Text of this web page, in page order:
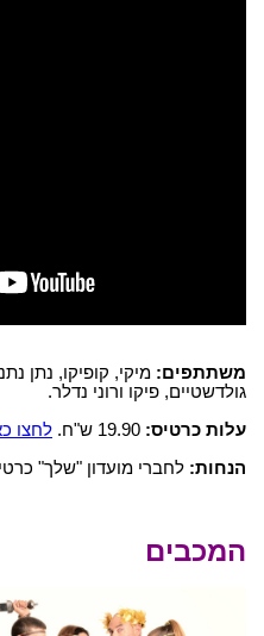
משתתפים: מיקי, קופיקו, נתן
גולדשטיים, פיקו ורוני נדלר.
עלות כרטיס:
לחצו
הנחות: לחברי מועדון "שלך" כרטיס ב-
המכבים